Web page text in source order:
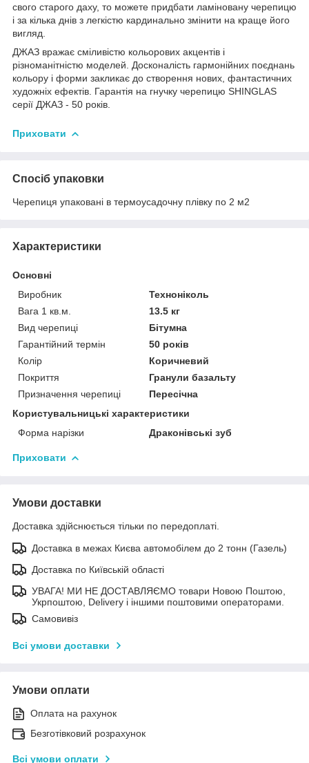
свого старого даху, то можете придбати ламіновану черепицю
і за кілька днів з легкістю кардинально змінити на краще його
вигляд.
ДЖАЗ вражає сміливістю кольорових акцентів і
різноманітністю моделей. Досконалість гармонійних поєднань
кольору і форми закликає до створення нових, фантастичних
художніх ефектів. Гарантія на гнучку черепицю SHINGLAS
серії ДЖАЗ - 50 років.
Приховати
Спосіб упаковки
Черепиця упаковані в термоусадочну плівку по 2 м2
Характеристики
Основні
Виробник
Техноніколь
Вага 1 кв.м.
13.5 кг
Вид черепиці
Бітумна
Гарантійний термін
50 років
Колір
Коричневий
Покриття
Гранули базальту
Призначення черепиці
Пересічна
Користувальницькі характеристики
Форма нарізки
Драконівські зуб
Приховати
Умови доставки
Доставка здійснюється тільки по передоплаті.
Доставка в межах Києва автомобілем до 2 тонн (Газель)
Доставка по Київській області
УВАГА! МИ НЕ ДОСТАВЛЯЄМО товари Новою Поштою,
Укрпоштою, Delivery і іншими поштовими операторами.
Самовивіз
Всі умови доставки
Умови оплати
Оплата на рахунок
Безготівковий розрахунок
Всі умови оплати